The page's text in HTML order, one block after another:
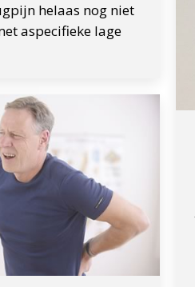
helaas nog niet
aspecifieke lage